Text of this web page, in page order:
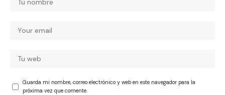
Guarda mi nombre, correo electrónico y web en este navegador para la
próxima vez que comente.